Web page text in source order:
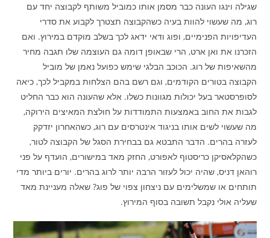
שגילה וינגו העונה כבר מסמן אותו כמוביל משותף לקבוצה יחד עם
רוג, מה שעשוי להוות בעיה כשהקבוצה תצטרך לקבוע את סדרי
העדיפויות הפנימיים, ופוג ודאי ידאג לכך בשלב מוקדם במירוץ. ואם
הזכרנו את ואן ארט, הרי שבאופן דומה גם העוצמה שלו תגבה מחיר
מהשאיפות של רוג. הכוכב הבלגי שימש כפועל נאמן של מוביל
הקבוצה בטורים הקודמים, וגם רשם בהם הצלחות במקביל לכך, כיאה
לסופרסטאר בעל יכולות מגוונות כשלו. אלא שהעונה הוא כבר החליט
לגבות את החוב באמצעות התמודדות על חולצת המאיצים הירוקה,
מה שעשוי לשים אותו בניגוד אינטרסים עם רוג, כשהאחרון יזדקק
לעזרה בהרים. הדבר התבטא גם בבחירת הסגל של הקבוצה לטור,
כשהקלאסיקן כריסטוף לאפורט, החזק מאד במישורים, הועדף על פני
רוהאן דניס, שהיה יכול לעזור הרבה יותר לרוג בהרים. יורים ביותר מדי
תותחים או שמשלימים עם ניצחון צפוי של פוג? שאלה מעניינת מאד
שעליה אולי נקבל תשובה בסוף המירוץ.